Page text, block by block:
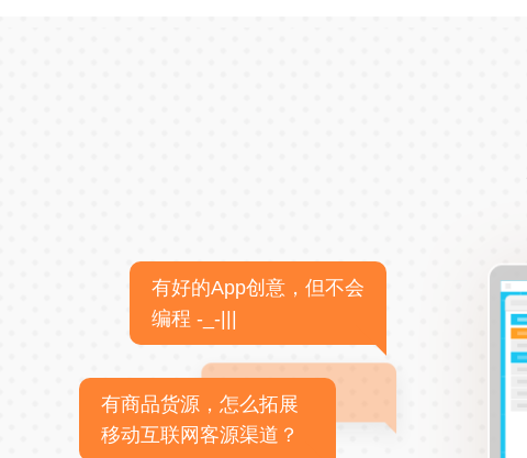
有好的App创意，但不会
编程 -_-|||
有商品货源，怎么拓展
移动互联网客源渠道？